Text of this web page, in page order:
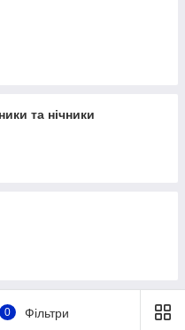
та нічники
0 Фільтри